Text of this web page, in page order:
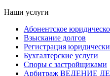
Наши услуги
Абонентское
Взыскание долгов
Регистрация
Бухгалтерские услуги
Споры с застройщиками
Арбитраж ВЕДЕНИЕ